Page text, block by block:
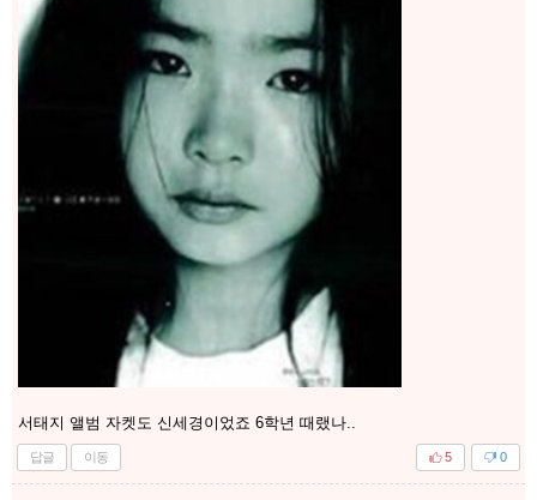
서태지 앨범 자켓도 신세경이었죠 6학년 때랬나..
답글 이동 0
5